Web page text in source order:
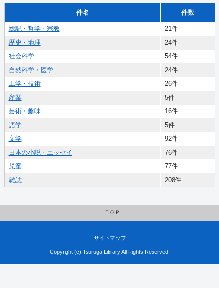
件名 件数
総記・哲学・宗教
21件
歴史・地理
24件
社会科学
54件
自然科学・医学
24件
工学・技術
26件
産業
5件
芸術・趣味
16件
語学
5件
文学
92件
日本の小説・エッセイ
76件
児童
77件
雑誌
208件
ＴＯＰ
サイトマップ
Copyright (c) Tsuruga Library All Rights Reserved.